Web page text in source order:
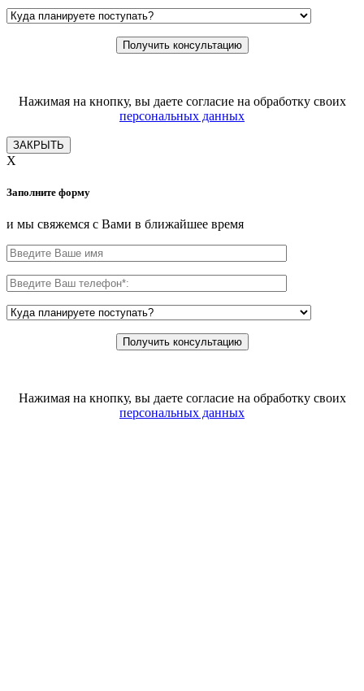
Нажимая на кнопку, вы даете согласие на обработку своих
персональных данных
ЗАКРЫТЬ
X
Заполните форму
и мы свяжемся с Вами в ближайшее время
Нажимая на кнопку, вы даете согласие на обработку своих
персональных данных